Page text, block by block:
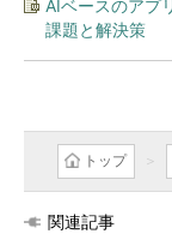
AIベースのアプ
課題と解決策
トップ
関連記事